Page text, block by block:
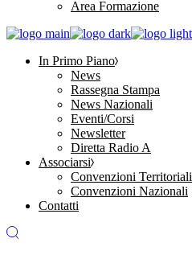
Area Formazione
In Primo Piano
News
Rassegna Stampa
News Nazionali
Eventi/Corsi
Newsletter
Diretta Radio A
Associarsi
Convenzioni Territoriali
Convenzioni Nazionali
Contatti